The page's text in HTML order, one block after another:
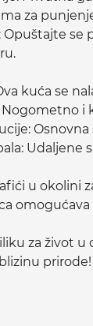
za
Opuštajte
kuća se
Nogometno i
u okolini
za život u